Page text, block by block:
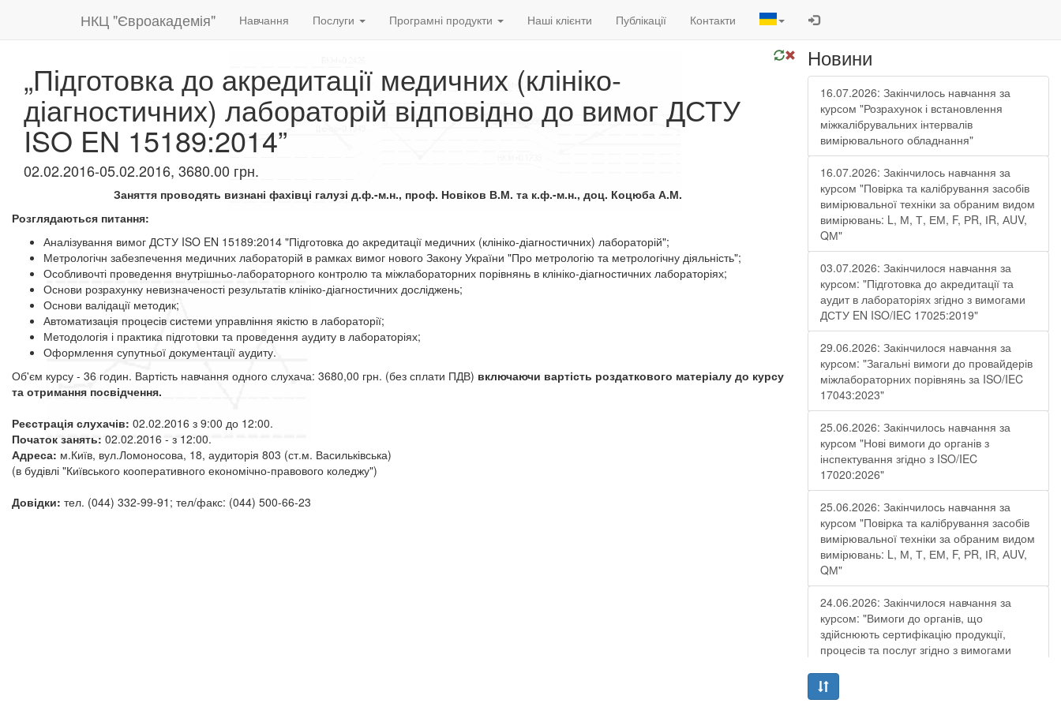
НКЦ "Євроакадемія" Навчання Послуги Програмні продукти Наші клієнти Публікації Контакти
„Підготовка до акредитації медичних (клініко-
діагностичних) лабораторій відповідно до вимог ДСТУ
ISO EN 15189:2014”
02.02.2016-05.02.2016, 3680.00 грн.
Заняття проводять визнані фахівці галузі д.ф.-м.н., проф. Новіков В.М. та к.ф.-м.н., доц. Коцюба А.М.
Розглядаються питання:
Аналізування вимог ДСТУ ISO EN 15189:2014 "Підготовка до акредитації медичних (клініко-діагностичних) лабораторій";
Метрологічн забезпечення медичних лабораторій в рамках вимог нового Закону України "Про метрологію та метрологічну діяльність";
Особливочті проведення внутрішньо-лабораторного контролю та міжлабораторних порівнянь в клініко-діагностичних лабораторіях;
Основи розрахунку невизначеності результатів клініко-діагностичних досліджень;
Основи валідації методик;
Автоматизація процесів системи управління якістю в лабораторії;
Методологія і практика підготовки та проведення аудиту в лабораторіях;
Оформлення супутньої документації аудиту.
Об'єм курсу - 36 годин. Вартість навчання одного слухача: 3680,00 грн. (без сплати ПДВ) включаючи вартість роздаткового матеріалу до курсу
та отримання посвідчення.
Реєстрація слухачів: 02.02.2016 з 9:00 до 12:00.
Початок занять: 02.02.2016 - з 12:00.
Адреса: м.Київ, вул.Ломоносова, 18, аудиторія 803 (ст.м. Васильківська)
(в будівлі "Київського кооперативного економічно-правового коледжу")
Довідки: тел. (044) 332-99-91; тел/факс: (044) 500-66-23
Новини
16.07.2026: Закінчилось навчання за
курсом "Розрахунок і встановлення
міжкалібрувальних інтервалів
вимірювального обладнання"
16.07.2026: Закінчилось навчання за
курсом "Повірка та калібрування засобів
вимірювальної техніки за обраним видом
вимірювань: L, М, Т, ЕМ, F, РR, ІR, АUV,
QМ"
03.07.2026: Закінчилося навчання за
курсом: "Підготовка до акредитації та
аудит в лабораторіях згідно з вимогами
ДСТУ EN ISO/IEC 17025:2019"
29.06.2026: Закінчилося навчання за
курсом: "Загальні вимоги до провайдерів
міжлабораторних порівнянь за ISO/IEC
17043:2023"
25.06.2026: Закінчилось навчання за
курсом "Нові вимоги до органів з
інспектування згідно з ISO/IEC
17020:2026"
25.06.2026: Закінчилось навчання за
курсом "Повірка та калібрування засобів
вимірювальної техніки за обраним видом
вимірювань: L, М, Т, ЕМ, F, РR, ІR, АUV,
QМ"
24.06.2026: Закінчилося навчання за
курсом: "Вимоги до органів, що
здійснюють сертифікацію продукції,
процесів та послуг згідно з вимогами
19.06.2026: Закінчилося навчання за